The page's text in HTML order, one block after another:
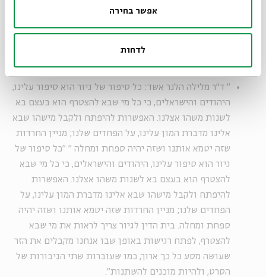
אפשר בחירה
לדחות
מופלא מהסיפור שלה. התורה ציוותה כל כך הרבה פעמים לאהוב
" ד"ר מלילה הלנר אשד: כל סיפור של גיור הוא סיפור עלינו,
היהודים והישראלים, כי כל מי שבא להצטרף הוא בעצם בא
לשנות משהו אצלנו. האפשרות להיפתח ולקבל מישהו שבא
אלינו מדברת המון עלינו, על הפחדים שלנו; מניין החרדות
שזה יטמא אותנו ושזה יהיה ספחת ומחלה " "כל סיפור של
גיור הוא סיפור עלינו, היהודים והישראלים, כי כל מי שבא
להצטרף הוא בעצם בא לשנות משהו אצלנו. האפשרות
להיפתח ולקבל מישהו שבא אלינו מדברת המון עלינו, על
הפחדים שלנו; מניין החרדות שזה יטמא אותנו ושזה יהיה
ספחת ומחלה. בית הדין לגיור צריך לראות את מי שבא
להצטרף, לפתח רגישות באופן שבו אנחנו מקבלים את הזר
שעושה מסע כל כך ארוך, כמו שעוברות שתי הגיבורות של
הסרט, ולהיות מוכנים להשתנות".